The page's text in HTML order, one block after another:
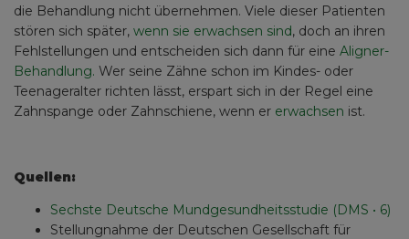
die Behandlung nicht übernehmen. Viele dieser Patienten
stören sich später, wenn sie erwachsen sind, doch an ihren
Fehlstellungen und entscheiden sich dann für eine Aligner-
Behandlung. Wer seine Zähne schon im Kindes- oder
Teenageralter richten lässt, erspart sich in der Regel eine
Zahnspange oder Zahnschiene, wenn er erwachsen ist.
Quellen:
Sechste Deutsche Mundgesundheitsstudie (DMS • 6)
Stellungnahme der Deutschen Gesellschaft für